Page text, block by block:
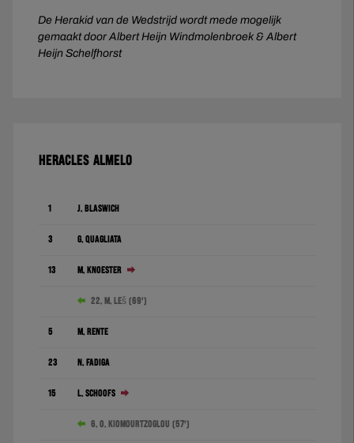
De Herakid van de Wedstrijd wordt mede mogelijk
gemaakt door Albert Heijn Windmolenbroek & Albert
Heijn Schelfhorst
HERACLES ALMELO
1 J. Blaswich
3 G. Quagliata
13 M. Knoester
22. M. Leš (69')
5 M. Rente
23 N. Fadiga
15 L. Schoofs
6. O. Kiomourtzoglou (57')